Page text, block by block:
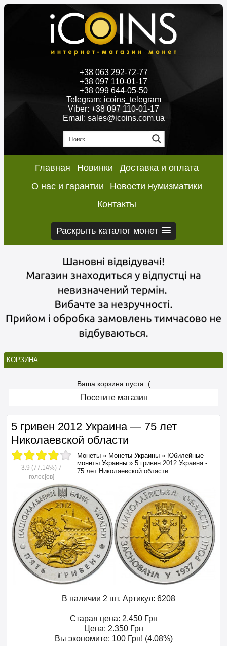
+38 063 292-72-77
+38 097 110-01-17
+38 099 644-05-50
Telegram: icoins_telegram
Viber: +38 097 110-01-17
Email: sales@icoins.com.ua
Главная Новинки
Доставка и оплата
О нас и гарантии
Новости нумизматики
Контакты
Раскрыть каталог монет
КОРЗИНА
Ваша корзина пуста :(
Посетите магазин
5 гривен 2012 Украина — 75 лет
Николаевской области
3.9 (77.14%) 7
голос[ов]
Монеты » Монеты Украины » Юбилейные
монеты Украины » 5 гривен 2012 Украина -
75 лет Николаевской области
В наличии 2 шт. Артикул: 6208
Старая цена:2.450Грн
Цена: 2.350 Грн
Вы экономите: 100Грн! (4.08%)